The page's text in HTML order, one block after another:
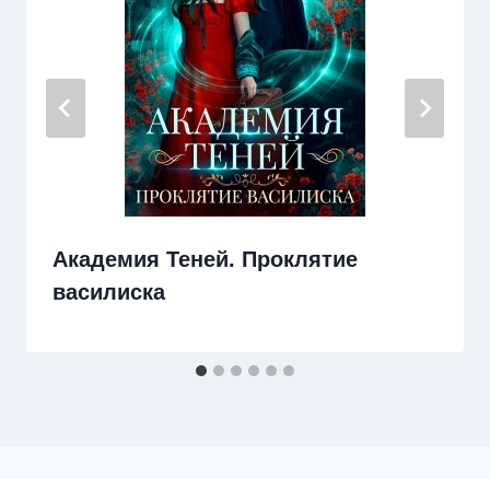
Академия Теней. Проклятие
василиска